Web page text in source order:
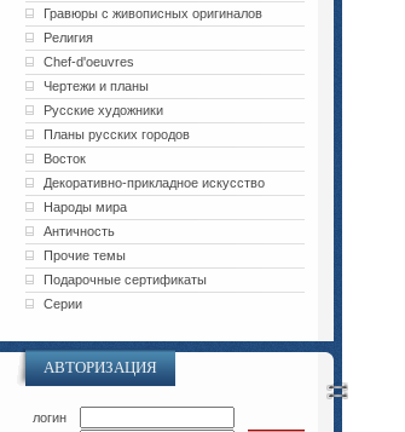
Гравюры с живописных оригиналов
Религия
Chef-d'oeuvres
Чертежи и планы
Русские художники
Планы русских городов
Восток
Декоративно-прикладное искусство
Народы мира
Античность
Прочие темы
Подарочные сертификаты
Серии
АВТОРИЗАЦИЯ
логин